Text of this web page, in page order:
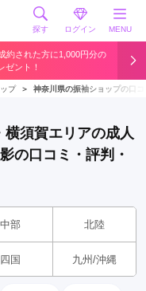
探す ログイン MENU
約された方に1,000円分の
ゼント！
プ ＞ 神奈川県の振袖ショップの口
横須賀エリアの成人
の口コミ・評判・
中部 北陸
四国 九州/沖縄